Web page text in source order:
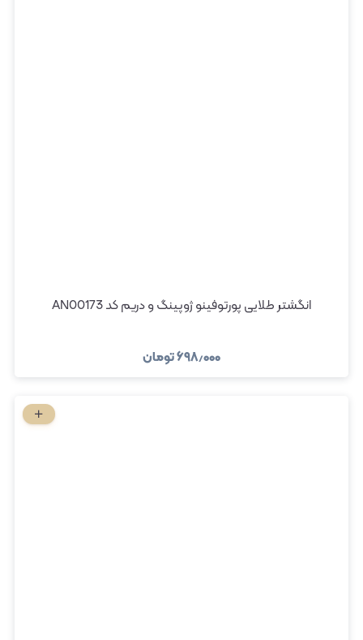
انگشتر طلایی پورتوفینو ژوپینگ و دریم کد AN00173
۶۹۸٫۰۰۰تومان